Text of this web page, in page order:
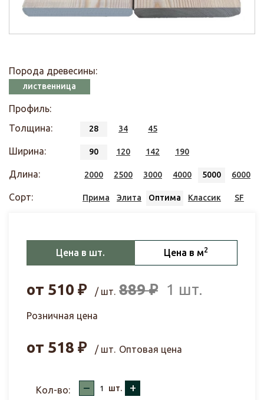
Порода древесины:
лиственница
Профиль:
Толщина:
28 34 45
Ширина: 90 120 142 190
Длина: 2000 2500 3000 4000 5000 6000
Сорт: Прима Элита Оптима Классик SF
Цена в шт. Цена в м2
от 510 ₽ / шт. 889₽ 1 шт.
Розничная цена
от 518 ₽ / шт. Оптовая цена
Кол-во: – шт. +